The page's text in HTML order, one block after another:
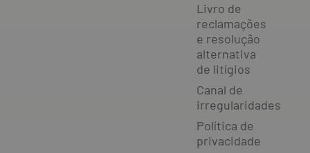
Livro de
reclamações
e resolução
alternativa
de litígios
Canal de
irregularidades
Política de
privacidade